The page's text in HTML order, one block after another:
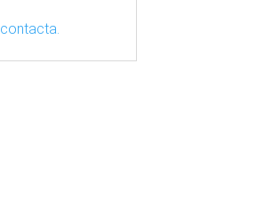
contacta.